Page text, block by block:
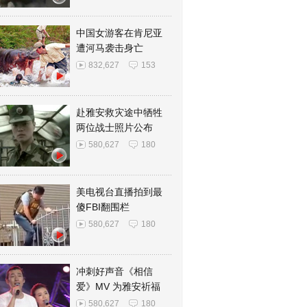
中国女游客在肯尼亚
遭河马袭击身亡
832,627 153
赴雅安救灾途中牺牲
两位战士照片公布
580,627 180
美电视台直播拍到最
傻FBI翻围栏
580,627 180
冲刺好声音《相信
爱》MV 为雅安祈福
580,627 180